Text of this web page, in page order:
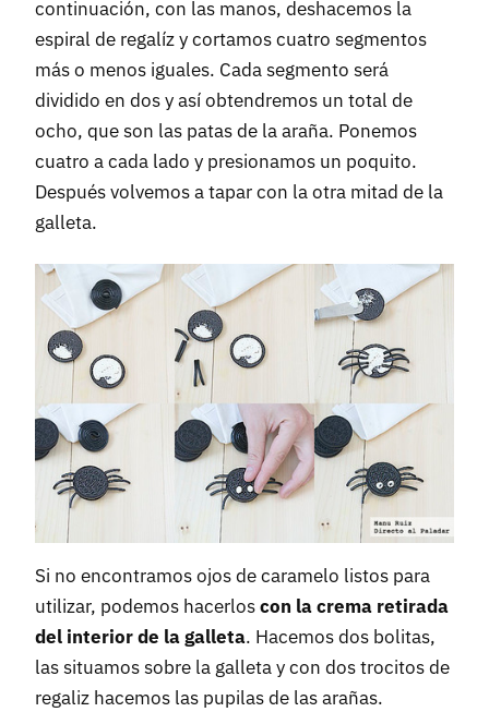
continuación, con las manos, deshacemos la
espiral de regalíz y cortamos cuatro segmentos
más o menos iguales. Cada segmento será
dividido en dos y así obtendremos un total de
ocho, que son las patas de la araña. Ponemos
cuatro a cada lado y presionamos un poquito.
Después volvemos a tapar con la otra mitad de la
galleta.
Si no encontramos ojos de caramelo listos para
utilizar, podemos hacerloscon la crema retirada
del interior de la galleta. Hacemos dos bolitas,
las situamos sobre la galleta y con dos trocitos de
regaliz hacemos las pupilas de las arañas.